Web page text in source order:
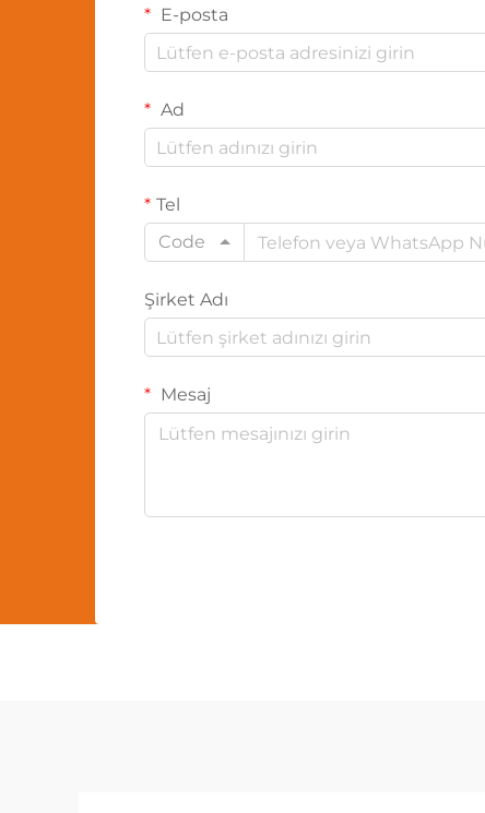
E-posta
Ad
Tel
Code
Şirket Adı
Mesaj